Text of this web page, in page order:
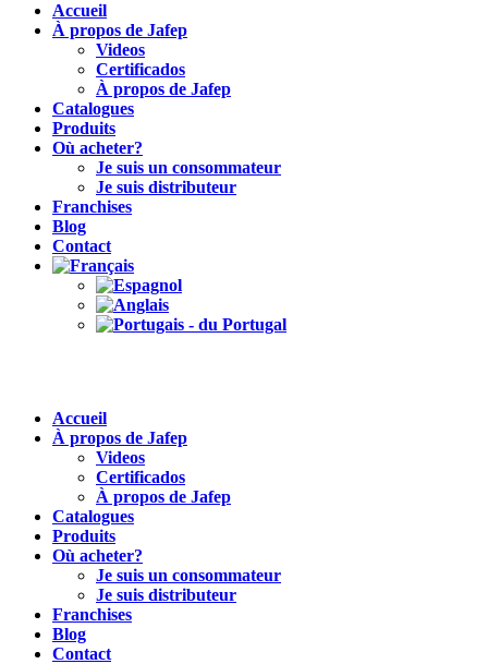
Accueil
À propos de Jafep
Videos
Certificados
À propos de Jafep
Catalogues
Produits
Où acheter?
Je suis un consommateur
Je suis distributeur
Franchises
Blog
Contact
Accueil
À propos de Jafep
Videos
Certificados
À propos de Jafep
Catalogues
Produits
Où acheter?
Je suis un consommateur
Je suis distributeur
Franchises
Blog
Contact